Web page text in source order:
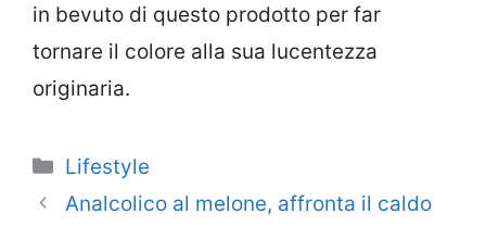
in bevuto di questo prodotto per far
tornare il colore alla sua lucentezza
originaria.
Categorie
Lifestyle
Analcolico al melone, affronta il caldo